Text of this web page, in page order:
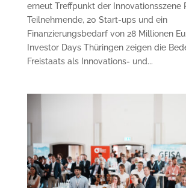
erneut Treffpunkt der Innovationsszene
Teilnehmende, 20 Start-ups und ein
Finanzierungsbedarf von 28 Millionen
Investor Days Thüringen zeigen die
Freistaats als Innovations- und...